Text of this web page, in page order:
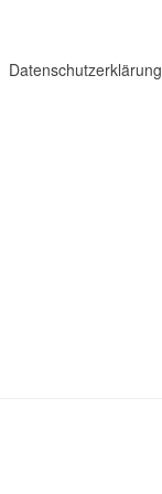
Datenschutzerklärung